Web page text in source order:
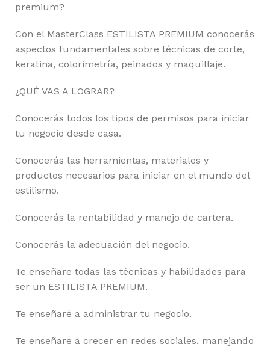
premium?
Con el MasterClass ESTILISTA PREMIUM conocerás
aspectos fundamentales sobre técnicas de corte,
keratina, colorimetría, peinados y maquillaje.
¿QUÉ VAS A LOGRAR?
Conocerás todos los tipos de permisos para iniciar
tu negocio desde casa.
Conocerás las herramientas, materiales y
productos necesarios para iniciar en el mundo del
estilismo.
Conocerás la rentabilidad y manejo de cartera.
Conocerás la adecuación del negocio.
Te enseñare todas las técnicas y habilidades para
ser un ESTILISTA PREMIUM.
Te enseñaré a administrar tu negocio.
Te enseñare a crecer en redes sociales, manejando